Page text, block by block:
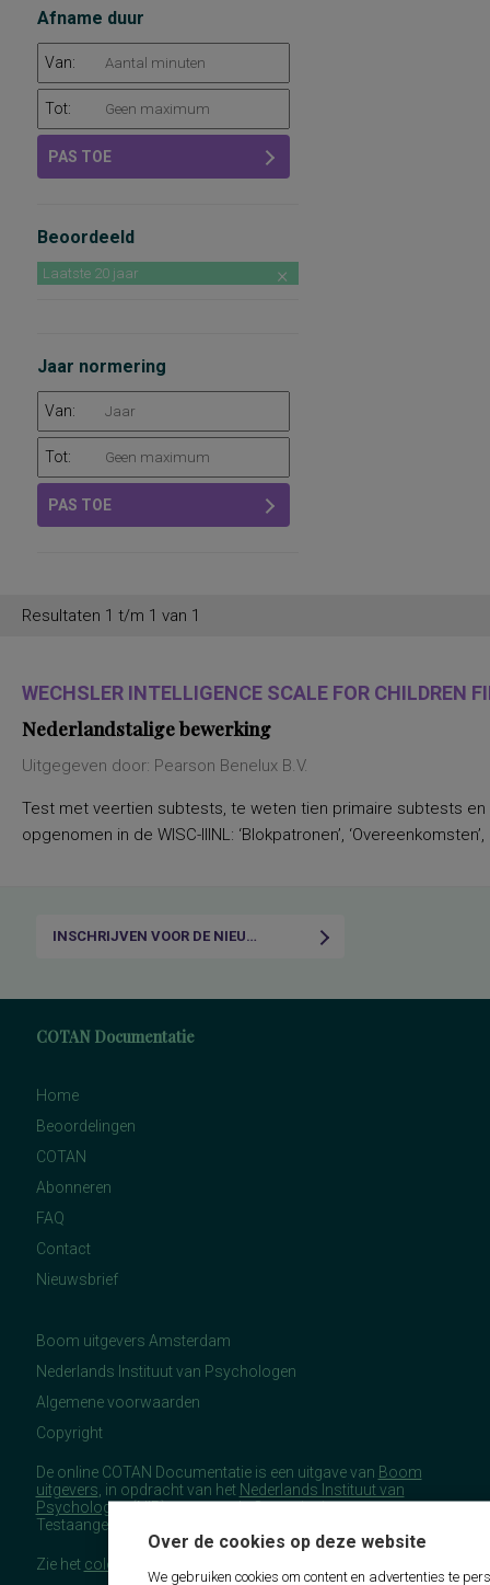
Over de cookies op deze website
We gebruiken cookies om content en advertenties te
Afname duur
Van:
Tot:
PAS TOE
Beoordeeld
Laatste 20 jaar
Jaar normering
Van:
Tot:
PAS TOE
Resultaten 1 t/m 1 van 1
WECHSLER INTELLIGENCE SCALE FOR CHILDREN
Nederlandstalige bewerking
Uitgegeven door: Pearson Benelux B.V.
Test met veertien subtests, te weten tien primaire subtests
opgenomen in de WISC-IIINL: ‘Blokpatronen’,
INSCHRIJVEN VOOR DE NIEUWSBRIEF
COTAN Documentatie
Home
Beoordelingen
COTAN
Abonneren
FAQ
Contact
Nieuwsbrief
Boom uitgevers Amsterdam
Nederlands Instituut van Psychologen
Algemene voorwaarden
Copyright
De online COTAN Documentatie is een uitgave van Boom
uitgevers , in opdracht van het Nederlands Instituut van
Psychologen(NIP), namens de Commissie
Testaangelegenheden Nederland (COTAN).
Zie het colofon